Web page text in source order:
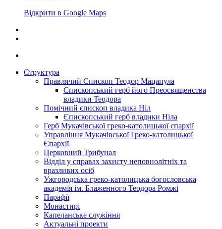
Відкрити в Google Maps
Структура
Правлячий Єпископ Теодор Мацапула
Єпископський герб його Преосвященства
владики Теодора
Помічний єпископ владика Ніл
Єпископський герб владики Ніла
Герб Мукачівської греко-католицької єпархії
Управління Мукачівської Греко-католицької
Єпархії
Церковний Трибунал
Відділ у справах захисту неповнолітніх та
вразливих осіб
Ужгородська греко-католицька богословська
академія ім. Блаженного Теодора Ромжі
Парафії
Монастирі
Капеланське служіння
Актуальні проекти